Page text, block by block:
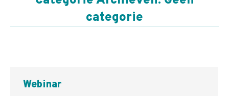
categorie
Webinar